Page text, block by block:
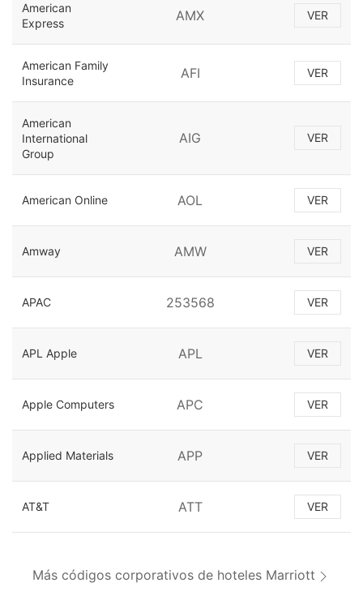
American
Express
AMX VER
American Family
Insurance
AFI VER
American
International
Group
AIG VER
American Online AOL VER
Amway AMW VER
APAC 253568 VER
APL Apple APL VER
Apple Computers APC VER
Applied Materials APP VER
AT&T ATT VER
Más códigos corporativos de hoteles Marriott